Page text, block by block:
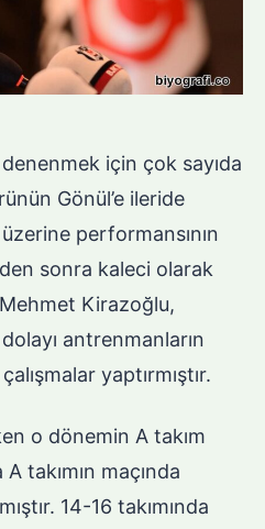
için çok sayıda
Gönül’e ileride
performansının
sonra kaleci olarak
Mehmet Kirazoğlu,
dolayı antrenmanların
yaptırmıştır.
o dönemin A takım
takımın maçında
14-16 takımında